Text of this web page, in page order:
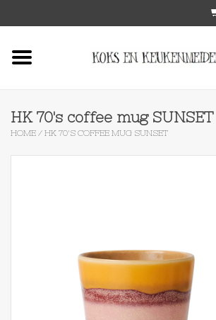
HK 70's coffee mug SUNSET
HOME / HK 70'S COFFEE MUG SUNSET